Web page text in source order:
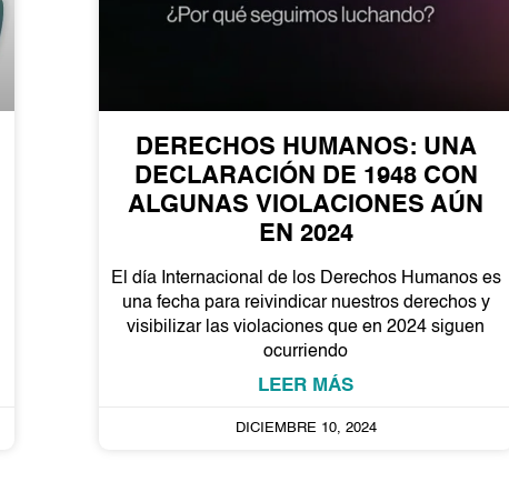
DERECHOS HUMANOS: UNA
DECLARACIÓN DE 1948 CON
ALGUNAS VIOLACIONES AÚN
EN 2024
El día Internacional de los Derechos Humanos es
una fecha para reivindicar nuestros derechos y
visibilizar las violaciones que en 2024 siguen
ocurriendo
LEER MÁS
DICIEMBRE 10, 2024